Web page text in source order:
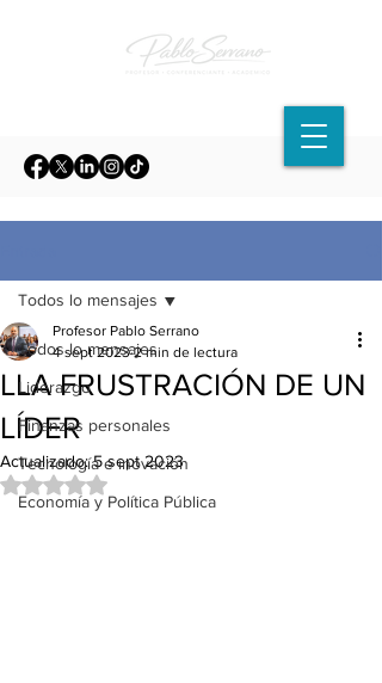
Todos lo mensajes
Liderazgo
Finanzas personales
Tecnología e inovación
Economía y Política Pública
Todos lo mensajes
LLA FRUSTRACIÓN DE UN
LÍDER
Profesor Pablo Serrano
4 sept 2023 2 min de lectura
Actualizado:5 sept 2023
Obtuvo NaN de 5 estrellas.